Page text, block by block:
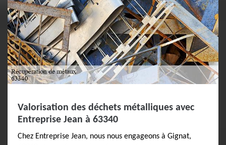
Valorisation des déchets métalliques avec
Entreprise Jean à 63340
Chez Entreprise Jean, nous nous engageons à Gignat,